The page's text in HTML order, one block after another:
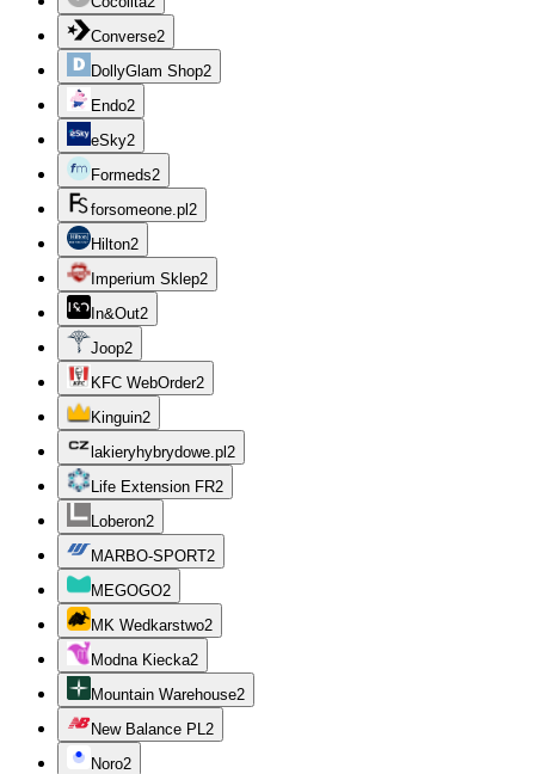
Converse2
DollyGlam Shop2
Endo2
eSky2
Formeds2
forsomeone.pl 2
Hilton2
Imperium Sklep2
In&Out2
Joop2
KFC WebOrder2
Kinguin2
lakieryhybrydowe.pl 2
Life Extension FR2
Loberon2
MARBO-SPORT2
MEGOGO2
MK Wedkarstwo2
Modna Kiecka2
Mountain Warehouse2
New Balance PL 2
Noro2